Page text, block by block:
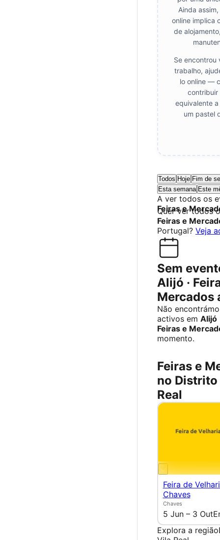
Ainda
online implica
de
Se encontrou
trabalho,
lo online —
contribuir
equivalente
um pastel
Todos Hoje Fim de
Esta semana Este
A ver todos os
Feiras e
Quer ver todos
Feiras e
Portugal? Veja
Sem
Alijó ·
Mercados
Não
activos em Alijó
Feiras e
momento.
Feiras e
no
Real
Feira de
Chaves
Chaves
5 Jun – 3 Out
Explora a região